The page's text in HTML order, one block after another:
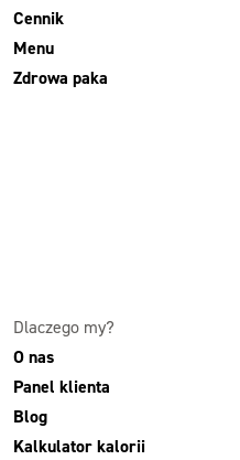
Cennik
Menu
Zdrowa paka
Dlaczego my?
O nas
Panel klienta
Blog
Kalkulator kalorii